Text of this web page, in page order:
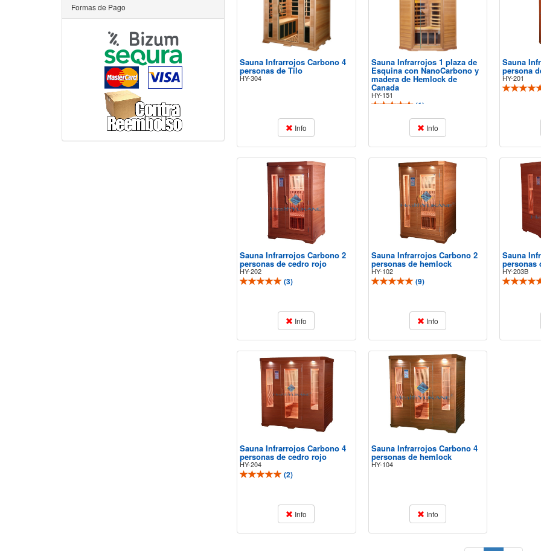
Sauna Infrarrojos Carbono 4
personas de Tilo
HY-304
Info
Sauna Infrarrojos 1 plaza de
Esquina con NanoCarbono y
madera de Hemlock de
Canada
HY-151
(1)
Info
Sauna
persona
HY-201
Sauna Infrarrojos Carbono 2
personas de cedro rojo
HY-202
(3)
Info
Sauna Infrarrojos Carbono 2
personas de hemlock
HY-102
(9)
Info
Sauna
personas
HY-203B
Sauna Infrarrojos Carbono 4
personas de cedro rojo
HY-204
(2)
Info
Sauna Infrarrojos Carbono 4
personas de hemlock
HY-104
Info
Formas de Pago